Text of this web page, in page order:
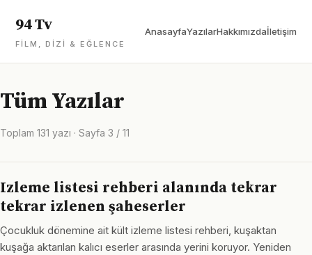
94 Tv
FILM, DIZI & EĞLENCE
AnasayfaYazılarHakkımızdaİletişim
Tüm Yazılar
Toplam 131 yazı · Sayfa 3 / 11
Izleme listesi rehberi alanında tekrar
tekrar izlenen şaheserler
Çocukluk dönemine ait kült izleme listesi rehberi, kuşaktan
kuşağa aktarılan kalıcı eserler arasında yerini koruyor. Yeniden